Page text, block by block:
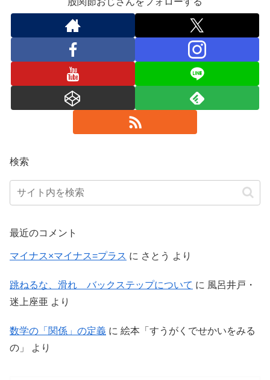
検索
最近のコメント
マイナス×マイナス=プラス に さとう より
跳ねるな、滑れ バックステップについて に 風呂井戸・
迷上座亜 より
数学の「関係」の定義 に 絵本「すうがくでせかいをみる
の」
より